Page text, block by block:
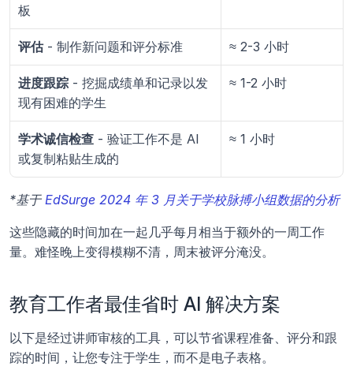
板
评估 - 制作新问题和评分标准 ≈ 2-3 小时
进度跟踪 - 挖掘成绩单和记录以发
现有困难的学生
≈ 1-2 小时
学术诚信检查 - 验证工作不是 AI
或复制粘贴生成的
≈ 1 小时
*基于 EdSurge 2024 年 3 月关于学校脉搏小组数据的分析
这些隐藏的时间加在一起几乎每月相当于额外的一周工作
量。难怪晚上变得模糊不清，周末被评分淹没。
教育工作者最佳省时 AI 解决方案
以下是经过讲师审核的工具，可以节省课程准备、评分和跟
踪的时间，让您专注于学生，而不是电子表格。